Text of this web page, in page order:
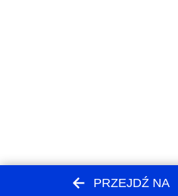
PRZEJDŹ NA